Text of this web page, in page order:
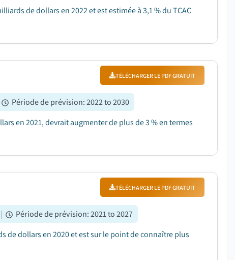
de dollars en 2022 et est estimée à 3,1 % du TCAC
TÉLÉCHARGER LE PDF GRATUIT
Période de prévision:2022 to 2030
en 2021, devrait augmenter de plus de 3 % en termes
TÉLÉCHARGER LE PDF GRATUIT
| Période de prévision:2021 to 2027
de dollars en 2020 et est sur le point de connaître plus